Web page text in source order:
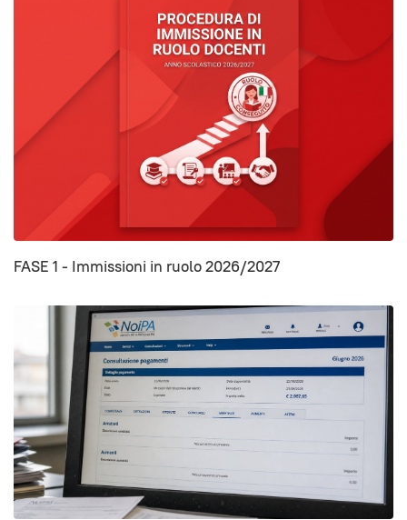
FASE 1 - Immissioni in ruolo 2026/2027